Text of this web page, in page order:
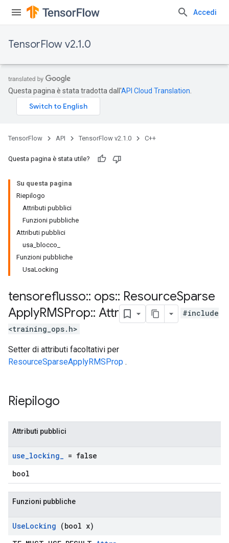
Accedi
TensorFlow v2.1.0
Questa pagina è stata tradotta dall'API Cloud Translation
TensorFlow API TensorFlow v2.1.0 C++
Questa pagina è stata utile?
Su questa pagina
Riepilogo
Attributi pubblici
Funzioni pubbliche
Attributi pubblici
usa_blocco_
Funzioni pubbliche
UsaLocking
tensoreflusso:: ops:: ResourceSparse
ApplyRMSProp:: Attr
#include
<training_ops.h>
Setter di attributi facoltativi per
ResourceSparseApplyRMSProp .
Riepilogo
Attributi pubblici
use_locking_ = false
bool
Funzioni pubbliche
UseLocking (bool x)